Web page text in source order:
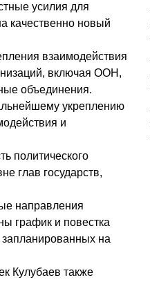
усилия для
качественно новый
взаимодействия
включая ООН,
объединения.
укреплению
и
политического
глав государств,
направления
график и повестка
на
Кулубаев также